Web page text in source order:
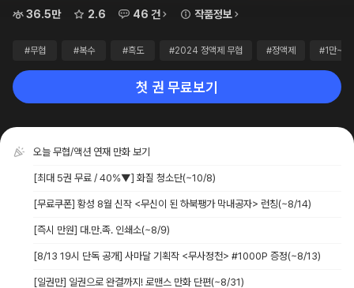
36.5만
2.6 46 건 작품정보
#무협 #복수 #흑도 #2024 정액제 무협 #정액제 #1만~2
첫 권 무료보기
오늘 무협/액션 연재 만화 보기
[최대 5권 무료 / 40%▼] 화질 청소단(~10/8)
[무료쿠폰] 황성 8월 신작 <무신이 된 하북팽가 막내공자> 런칭(~8/14)
[즉시 만원] 대.만.족. 인쇄소(~8/9)
[8/13 19시 단독 공개] 사마달 기획작 <무사정천> #1000P 증정(~8/13)
[일권만] 일권으로 완결까지! 로맨스 만화 단편(~8/31)